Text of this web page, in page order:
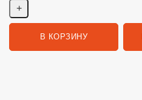
В КОРЗИНУ